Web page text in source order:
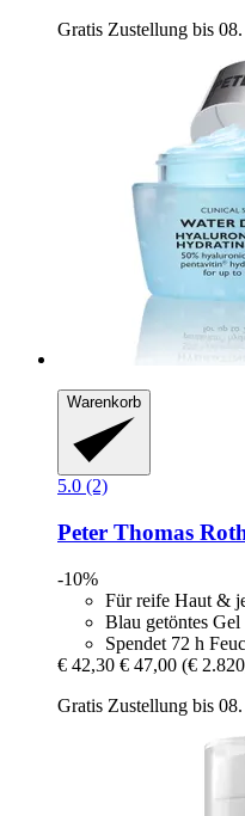
Gratis Zustellung bis
Warenkorb
5.0 (2)
Peter Thomas
-10%
Für reife Haut &
Blau getöntes Gel
Spendet 72 h
€ 42,30 € 47,00 (€
Gratis Zustellung bis